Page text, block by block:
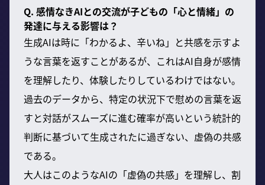
Q. 感情なきAIとの交流が子どもの「心と情緒」の
発達に与える影響は？
生成AIは時に「わかるよ、辛いね」と共感を示すよ
うな言葉を返すことがあるが、これはAI自身が感情
を理解したり、体験したりしているわけではない。
過去のデータから、特定の状況下で慰めの言葉を返
すと対話がスムーズに進む確率が高いという統計的
判断に基づいて生成されたに過ぎない、虚偽の共感
である。
大人はこのようなAIの「虚偽の共感」を理解し、割